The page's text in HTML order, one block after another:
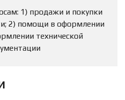
1) продажи и покупки
2) помощи в оформлении
технической